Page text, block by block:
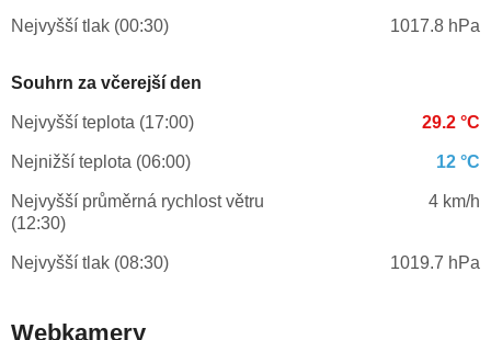
Nejvyšší tlak (00:30) 1017.8 hPa
Souhrn za včerejší den
Nejvyšší teplota (17:00) 29.2 °C
Nejnižší teplota (06:00) 12 °C
Nejvyšší průměrná rychlost větru
(12:30)
4 km/h
Nejvyšší tlak (08:30) 1019.7 hPa
Webkamery